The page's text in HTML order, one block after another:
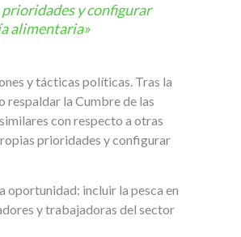
prioridades y configurar
alimentaria»
y tácticas políticas. Tras la
respaldar la Cumbre de las
con respecto a otras
prioridades y configurar
oportunidad: incluir la pesca en
y trabajadoras del sector